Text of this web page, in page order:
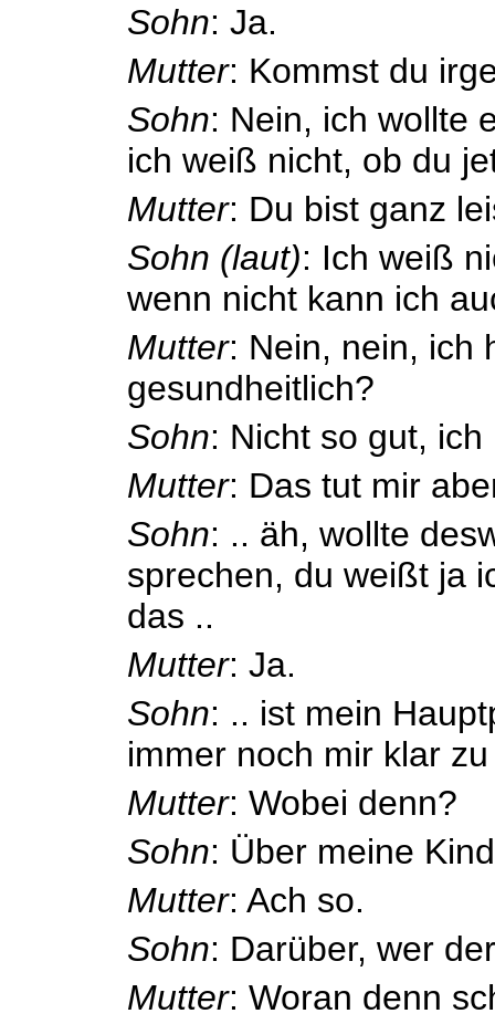
Sohn: Ja.
Mutter: Kommst du
Sohn: Nein, ich wollte
ich weiß nicht, ob du
Mutter: Du bist ganz
Sohn (laut): Ich weiß
wenn nicht kann ich
Mutter: Nein, nein, ich
gesundheitlich?
Sohn: Nicht so gut, ich
Mutter: Das tut mir
Sohn: .. äh, wollte
sprechen, du weißt ja
das ..
Mutter: Ja.
Sohn: .. ist mein
immer noch mir klar
Mutter: Wobei denn?
Sohn: Über meine
Mutter: Ach so.
Sohn: Darüber, wer
Mutter: Woran denn